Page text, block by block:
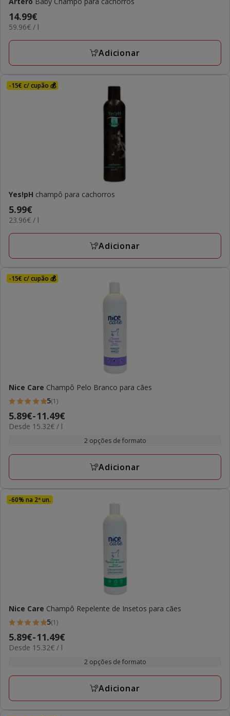
Preço
14.99€
14.99€
59.96€
L
59.96€ / l
Adicionar
-15€ c/ cupão 💰
Yes!pH champô para cachorros
Preço
5.99€
5.99€
23.96€
L
23.96€ / l
Adicionar
-15€ c/ cupão 💰
Nice Care Champô Pelo Branco para cães
5
estrelas
com
avaliações
5(1)
Preço
de
a
5.89€-11.49€
15.32€
Desde 15.32€ / l
2 opções de formato
Adicionar
-60% na 2ª un.
Nice Care Champô Repelente de Insetos para cães
5
estrelas
com
avaliações
5(1)
Preço
de
a
5.89€-11.49€
15.32€
Desde 15.32€ / l
2 opções de formato
Adicionar